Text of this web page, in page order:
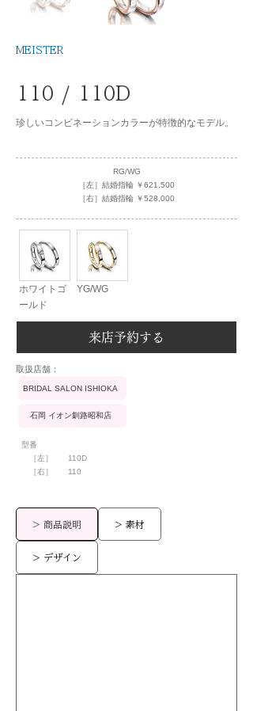
MEISTER
110 / 110D
珍しいコンビネーションカラーが特徴的なモデル。
RG/WG
［左］結婚指輪 ￥621,500
［右］結婚指輪 ￥528,000
ホワイトゴ
ールド
YG/WG
来店予約する
​取扱店舗：
BRIDAL SALON ISHIOKA
石岡 イオン釧路昭和店
型番
［左］
［右］
110D
110
> 商品説明 > 素材
> デザイン